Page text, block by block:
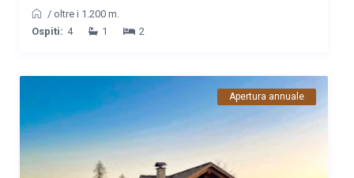
/ oltre i 1.200 m.
Ospiti: 4 1 2
Apertura annuale